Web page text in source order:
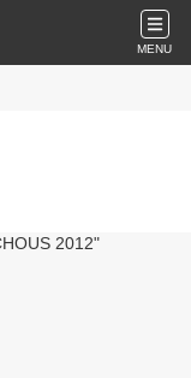
MENU